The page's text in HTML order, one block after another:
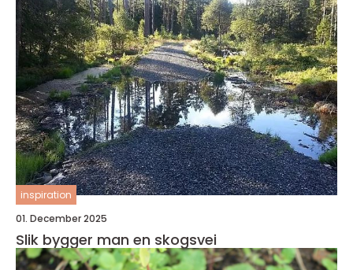
inspiration
01. December 2025
Slik bygger man en skogsvei